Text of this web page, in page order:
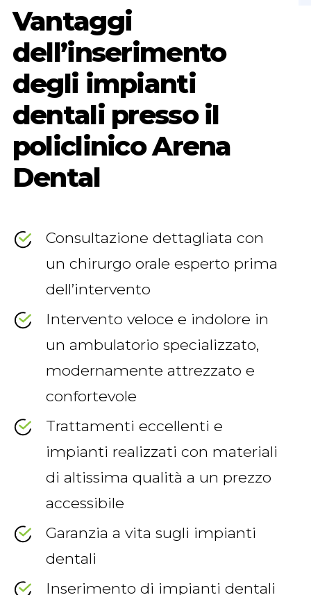
Vantaggi
dell’inserimento
degli impianti
dentali presso il
policlinico Arena
Dental
Consultazione dettagliata con
un chirurgo orale esperto prima
dell’intervento
Intervento veloce e indolore in
un ambulatorio specializzato,
modernamente attrezzato e
confortevole
Trattamenti eccellenti e
impianti realizzati con materiali
di altissima qualità a un prezzo
accessibile
Garanzia a vita sugli impianti
dentali
Inserimento di impianti dentali